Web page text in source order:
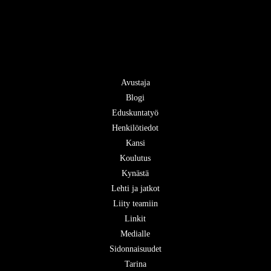
Avustaja
Blogi
Eduskuntatyö
Henkilötiedot
Kansi
Koulutus
Kynästä
Lehti ja jatkot
Liity teamiin
Linkit
Medialle
Sidonnaisuudet
Tarina